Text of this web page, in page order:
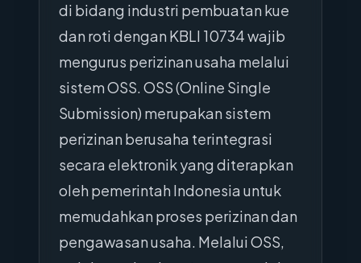
di bidang industri pembuatan kue
dan roti dengan KBLI 10734 wajib
mengurus perizinan usaha melalui
sistem OSS. OSS (Online Single
Submission) merupakan sistem
perizinan berusaha terintegrasi
secara elektronik yang diterapkan
oleh pemerintah Indonesia untuk
memudahkan proses perizinan dan
pengawasan usaha. Melalui OSS,